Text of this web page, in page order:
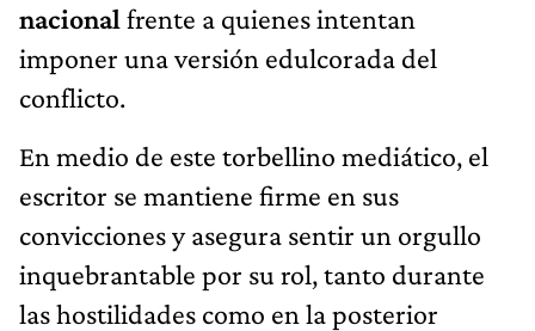
nacional frente a quienes intentan
imponer una versión edulcorada del
conflicto.
En medio de este torbellino mediático, el
escritor se mantiene firme en sus
convicciones y asegura sentir un orgullo
inquebrantable por su rol, tanto durante
las hostilidades como en la posterior